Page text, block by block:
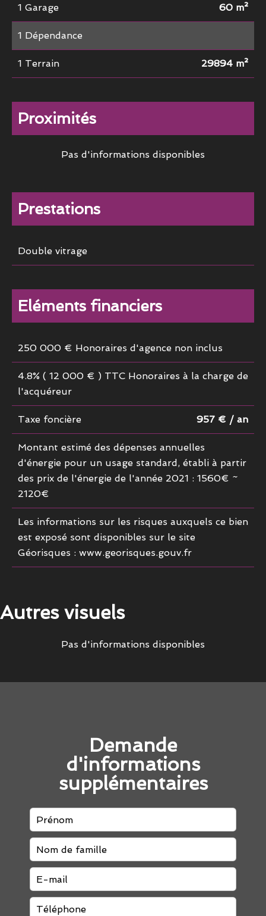
1 Garage 60 m²
1 Dépendance
1 Terrain 29894 m²
Proximités
Pas d'informations disponibles
Prestations
Double vitrage
Eléments financiers
250 000 € Honoraires d'agence non inclus
4.8% ( 12 000 € ) TTC Honoraires à la charge de
l'acquéreur
Taxe foncière 957 € / an
Montant estimé des dépenses annuelles
d'énergie pour un usage standard, établi à partir
des prix de l'énergie de l'année 2021 : 1560€ ~
2120€
Les informations sur les risques auxquels ce bien
est exposé sont disponibles sur le site
Géorisques : www.georisques.gouv.fr
Autres visuels
Pas d'informations disponibles
Demande
d'informations
supplémentaires